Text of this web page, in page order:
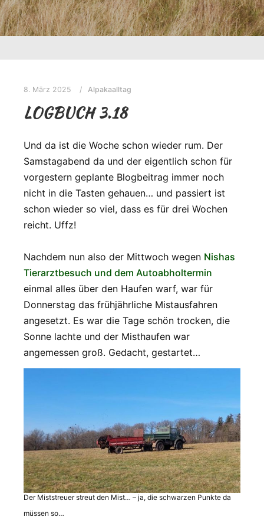
8. März 2025 Alpakaalltag
LOGBUCH 3.18
Und da ist die Woche schon wieder rum. Der
Samstagabend da und der eigentlich schon für
vorgestern geplante Blogbeitrag immer noch
nicht in die Tasten gehauen… und passiert ist
schon wieder so viel, dass es für drei Wochen
reicht. Uffz!
Nachdem nun also der Mittwoch wegen Nishas
Tierarztbesuch und dem Autoabholtermin
einmal alles über den Haufen warf, war für
Donnerstag das frühjährliche Mistausfahren
angesetzt. Es war die Tage schön trocken, die
Sonne lachte und der Misthaufen war
angemessen groß. Gedacht, gestartet…
Der Miststreuer streut den Mist… – ja, die schwarzen Punkte da
müssen so…